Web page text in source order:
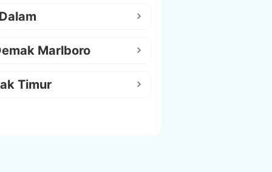
Marlboro
Timur